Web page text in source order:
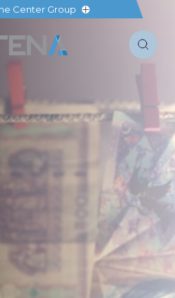
Center Group